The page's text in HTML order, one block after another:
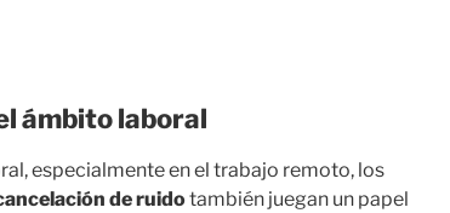
ámbito laboral
especialmente en el trabajo remoto, los
de ruidotambién juegan un papel